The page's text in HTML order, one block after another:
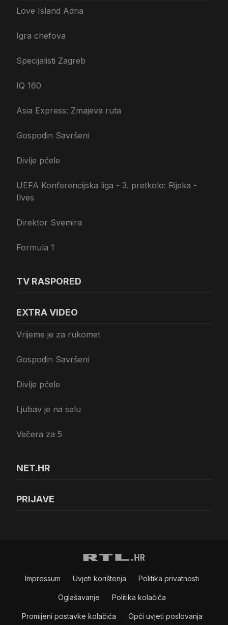
Love Island Adria
Igra chefova
Specijalisti Zagreb
IQ 160
Asia Express: Zmajeva ruta
Gospodin Savršeni
Divlje pčele
UEFA Konferencijska liga - 3. pretkolo: Rijeka -
Ilves
Direktor Svemira
Formula 1
TV RASPORED
EXTRA VIDEO
Vrijeme je za rukomet
Gospodin Savršeni
Divlje pčele
Ljubav je na selu
Večera za 5
NET.HR
PRIJAVE
Impressum Uvjeti korištenja Politika privatnosti
Oglašavanje Politika kolačiča
Promijeni postavke kolačića Opći uvjeti poslovanja